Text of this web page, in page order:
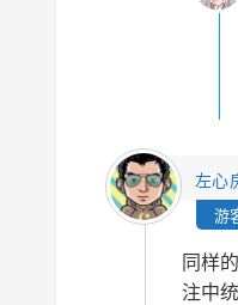
左心
游
同样
注中